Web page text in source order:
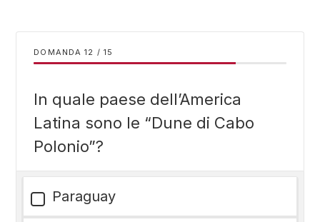
DOMANDA / 15
In quale paese dell’America
Latina sono le “Dune di Cabo
Polonio”?
Paraguay